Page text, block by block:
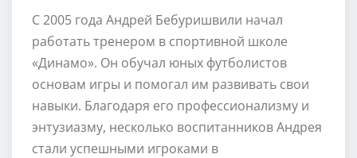
С 2005 года Андрей Бебуришвили начал
работать тренером в спортивной школе
«Динамо». Он обучал юных футболистов
основам игры и помогал им развивать свои
навыки. Благодаря его профессионализму и
энтузиазму, несколько воспитанников Андрея
стали успешными игроками в